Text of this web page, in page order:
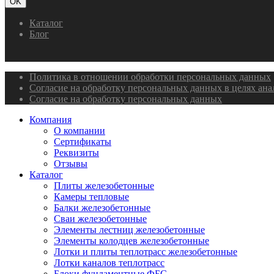
Каталог
Блог
Политика в отношении обработки персональных данных
Согласие на обработку персональных данных в целях
Согласие на обработку персональных данных
Компания
О компании
Сертификаты
Реквизиты
Отзывы
Каталог
Плиты железобетонные
Камеры тепловые
Балки железобетонные
Сваи железобетонные
Элементы лестниц железобетонные
Элементы колодцев железобетонные
Лотки и плиты теплотрасс железобетонные
Лотки каналов теплотрасс